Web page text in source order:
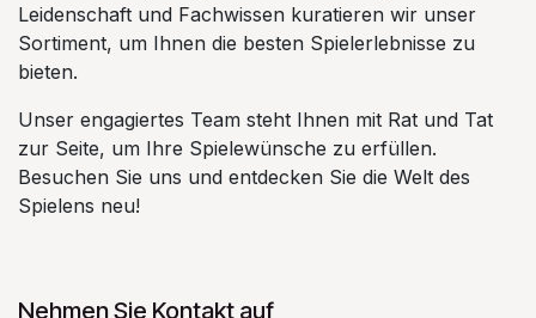
Leidenschaft und Fachwissen kuratieren wir unser
Sortiment, um Ihnen die besten Spielerlebnisse zu
bieten.
Unser engagiertes Team steht Ihnen mit Rat und Tat
zur Seite, um Ihre Spielewünsche zu erfüllen.
Besuchen Sie uns und entdecken Sie die Welt des
Spielens neu!
Nehmen Sie Kontakt auf